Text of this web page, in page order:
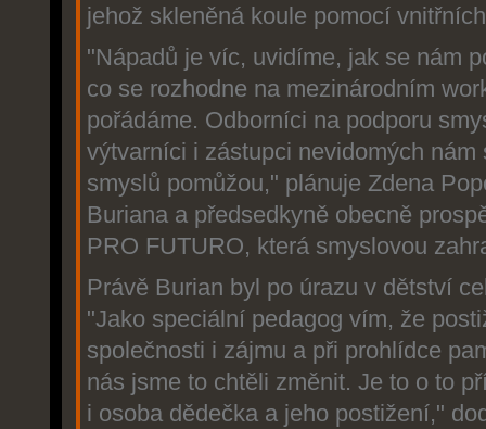
jehož skleněná koule pomocí
"Nápadů je víc, uvidíme, jak se nám
co se rozhodne na mezinárodním
pořádáme. Odborníci na podporu
výtvarníci i zástupci nevidomých
smyslů pomůžou," plánuje Zdena
Buriana a předsedkyně obecně
PRO FUTURO, která smyslovou
Právě Burian byl po úrazu v dětství
"Jako speciální pedagog vím, že
společnosti i zájmu a při prohlídce
nás jsme to chtěli změnit. Je to o to
i osoba dědečka a jeho postižení,"